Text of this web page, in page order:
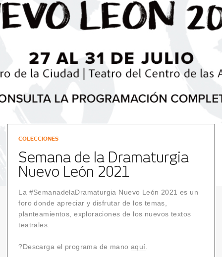
COLECCIONES
Semana de la Dramaturgia
Nuevo León 2021
La #SemanadelaDramaturgia Nuevo León 2021 es un
foro donde apreciar y disfrutar de los temas,
planteamientos, exploraciones de los nuevos textos
teatrales.
?Descarga el programa de mano aquí